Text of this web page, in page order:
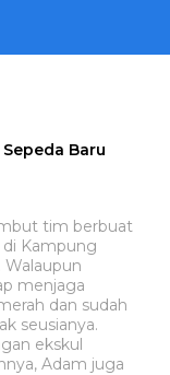
Baru
tim berbuat
Kampung
menjaga
dan sudah
seusianya.
ekskul
Adam juga